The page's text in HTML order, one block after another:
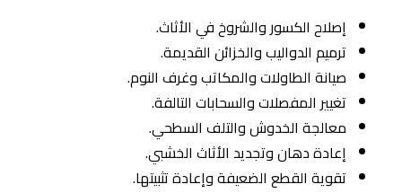
إصلاح الكسور والشروخ في الأثاث.
ترميم الدواليب والخزائن القديمة.
صيانة الطاولات والمكاتب وغرف النوم.
تغيير المفصلات والسحابات التالفة.
معالجة الخدوش والتلف السطحي.
إعادة دهان وتجديد الأثاث الخشبي.
تقوية القطع الضعيفة وإعادة تثبيتها.